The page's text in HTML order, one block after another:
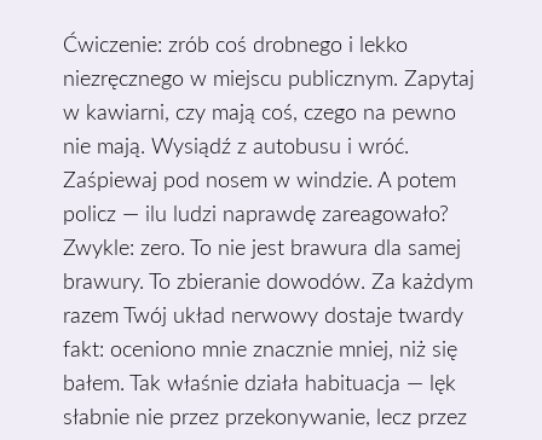
Ćwiczenie: zrób coś drobnego i lekko
niezręcznego w miejscu publicznym. Zapytaj
w kawiarni, czy mają coś, czego na pewno
nie mają. Wysiądź z autobusu i wróć.
Zaśpiewaj pod nosem w windzie. A potem
policz — ilu ludzi naprawdę zareagowało?
Zwykle: zero. To nie jest brawura dla samej
brawury. To zbieranie dowodów. Za każdym
razem Twój układ nerwowy dostaje twardy
fakt: oceniono mnie znacznie mniej, niż się
bałem. Tak właśnie działa habituacja — lęk
słabnie nie przez przekonywanie, lecz przez